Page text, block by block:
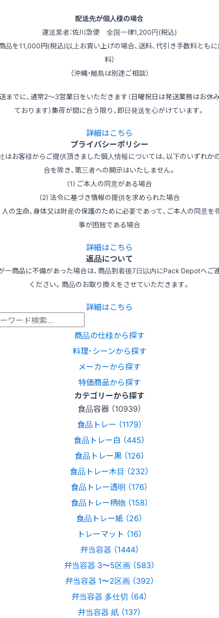
配送先が個人様の場合
運送業者：佐川急便 全国一律1,200円(税込)
品を11,000円(税込)以上お買い上げの場合、送料、代引き手数料とも
料）
（沖縄・離島は別途ご相談）
までに、通常2～3営業日をいただきます（日曜祝日は発送業務はお休
ております）集荷が間に合う限り、即日発送を心がけています。
詳細はこちら
プライバシーポリシー
はお客様からご提供頂きました個人情報については、以下のいずれか
合を除き、第三者への開示はいたしません。
(1) ご本人の同意がある場合
(2) 法令に基づき情報の提供を求められた場合
の生命、身体又は財産の保護のために必要であって、ご本人の同意を
事が困難である場合
詳細はこちら
返品について
一商品に不備があった場合は、商品到着後7日以内にPack Depotへご
ください。商品のお取り換えをさせていただきます。
詳細はこちら
商品の仕様から探す
料理･シーンから探す
メーカーから探す
特価商品から探す
カテゴリーから探す
食品容器 （10939）
食品トレー （1179）
食品トレー白 （445）
食品トレー黒 （126）
食品トレー木目 （232）
食品トレー透明 （176）
食品トレー柄物 （158）
食品トレー紙 （26）
トレーマット （16）
弁当容器 （1444）
弁当容器 3〜5区画 （583）
弁当容器 1〜2区画 （392）
弁当容器 多仕切 （64）
弁当容器 紙 （137）